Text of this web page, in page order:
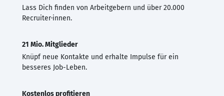
Lass Dich finden von Arbeitgebern und über 20.000
Recruiter·innen.
21 Mio. Mitglieder
Knüpf neue Kontakte und erhalte Impulse für ein
besseres Job-Leben.
Kostenlos profitieren